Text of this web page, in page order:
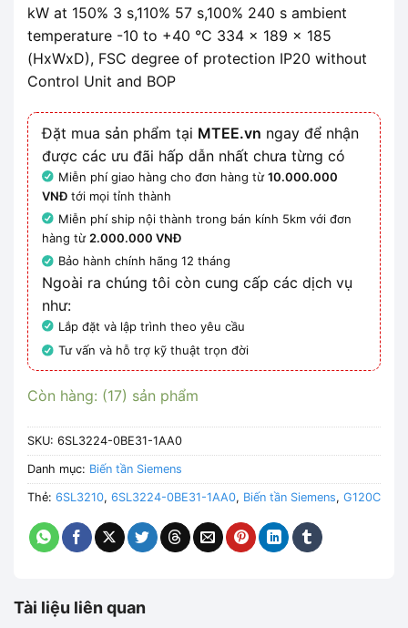
kW at 150% 3 s,110% 57 s,100% 240 s ambient
temperature -10 to +40 °C 334 x 189 x 185
(HxWxD), FSC degree of protection IP20 without
Control Unit and BOP
Đặt mua sản phẩm tại MTEE.vn ngay để nhận
được các ưu đãi hấp dẫn nhất chưa từng có
Miễn phí giao hàng cho đơn hàng từ10.000.000
VNĐ tới mọi tỉnh thành
Miễn phí ship nội thành trong bán kính 5km với đơn
hàng từ2.000.000 VNĐ
Bảo hành chính hãng 12 tháng
Ngoài ra chúng tôi còn cung cấp các dịch vụ
như:
Lắp đặt và lập trình theo yêu cầu
Tư vấn và hỗ trợ kỹ thuật trọn đời
Còn hàng: (17) sản phẩm
SKU: 6SL3224-0BE31-1AA0
Danh mục: Biến tần Siemens
Thẻ: 6SL3210, 6SL3224-0BE31-1AA0, Biến tần Siemens, G120C
Tài liệu liên quan